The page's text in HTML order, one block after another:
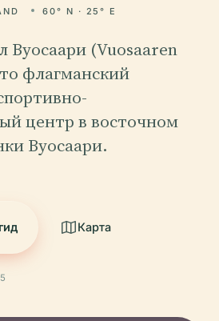
60° N · 25° E
Вуосаари (Vuosaaren
флагманский
центр в восточном
Вуосаари.
Карта